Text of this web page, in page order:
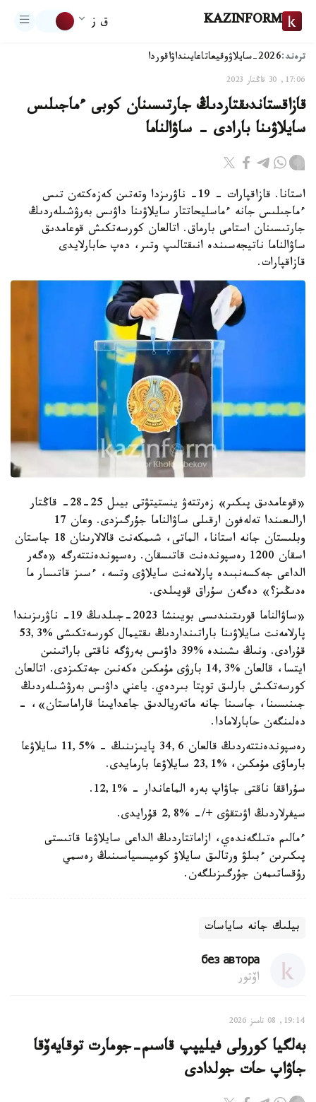
KAZINFORM ق ز
ترەند:2026-سايلاۋ وقيعاتاعايىنداۋاقوردا
17:06, 30 قاڭتار 2023
قازاقستاندىقتاردىڭ جارتىسىنان كوبى ءماجىلىس
سايلاۋىنا بارادى - ساۋالناما
استانا. قازاقپارات – 19- ناۋرىزدا وتەتىن كەزەكتەن تىس
ءماجىلىس جانە ءماسليحاتتار سايلاۋىنا داۋىس بەرۋشىلەردىڭ
جارتىسىنان استامى بارماق. اتالعان كورسەتكىش قوعامدىق
ساۋالناما ناتيجەسىندە انىقتالىپ وتىر، دەپ حابارلايدى
قازاقپارات.
«قوعامدىق پىكىر» زەرتتەۋ ينستيتۋتى بيىل 25-28- قاڭتار
ارالىعىندا تەلەفون ارقىلى ساۋالناما جۇرگىزدى. وعان 17
وبلىستان جانە استانا، الماتى، شىمكەنت قالالارىنان 18 جاستان
اسقان 1200 رەسپوندەنت قاتىسقان. رەسپوندەنتتەرگە «ەگەر
الداعى جەكسەنبىدە پارلامەنت سايلاۋى وتسە، ءسىز قاتىسار ما
ەدىڭىز؟» دەگەن سۇراق قويىلدى.
«ساۋالناما قورىتىندىسى بويىنشا 2023-جىلدىڭ 19- ناۋرىزىندا
پارلامەنت سايلاۋىنا باراتىنداردىڭ ىقتيمال كورسەتكىشى %53,3
قۇرادى. ونىڭ ىشىندە %39 داۋىس بەرۋگە ناقتى باراتىنىن
ايتسا، قالعان %14,3 بارۋى مۇمكىن ەكەنىن جەتكىزدى. اتالعان
كورسەتكىش بارلىق توپتا بىردەي. ياعني داۋىس بەرۋشىلەردىڭ
جىنىسىنا، جاسىنا جانە ماتەريالدىق جاعدايىنا قاراماستان»، -
دەلىنگەن حابارلامادا.
رەسپوندەنتتەردىڭ قالعان 34,6 پايىزىنىڭ - %11,5 سايلاۋعا
بارماۋى مۇمكىن، %23,1 سايلاۋعا بارمايدى.
سۇراققا ناقتى جاۋاپ بەرە الماعاندار - %12,1.
سيفرلاردىڭ اۋىتقۋى +/- %2,8 قۇرايدى.
ءمالىم ەتىلگەندەي، ازاماتتاردىڭ الداعى سايلاۋعا قاتىستى
پىكىرىن ءبىلۋ ورتالىق سايلاۋ كوميسسياسىنىڭ رەسمي
رۇقساتىمەن جۇرگىزىلگەن.
بيلىك جانە ساياسات
без автора
اۆتور
19:14, 08 تامىز 2026
بەلگيا كورولى فيليپپ قاسىم-جومارت توقايەۆقا
جاۋاپ حات جولدادى